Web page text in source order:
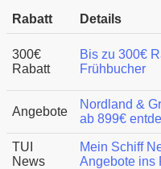
Rabatt Details
300€
Rabatt
Bis zu 300€
Frühbucher
Angebote
Nordland &
ab 899€
TUI
News
Mein Schiff
Angebote ins